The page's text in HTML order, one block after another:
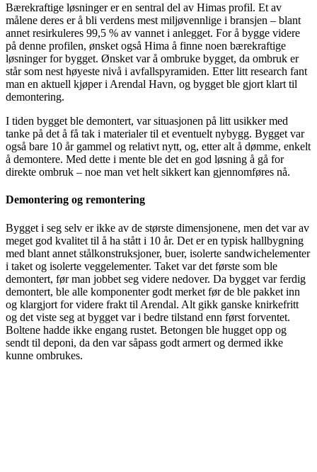
Bærekraftige løsninger er en sentral del av Himas profil. Et av
målene deres er å bli verdens mest miljøvennlige i bransjen – blant
annet resirkuleres 99,5 % av vannet i anlegget. For å bygge videre
på denne profilen, ønsket også Hima å finne noen bærekraftige
løsninger for bygget. Ønsket var å ombruke bygget, da ombruk er
står som nest høyeste nivå i avfallspyramiden. Etter litt research fant
man en aktuell kjøper i Arendal Havn, og bygget ble gjort klart til
demontering.
I tiden bygget ble demontert, var situasjonen på litt usikker med
tanke på det å få tak i materialer til et eventuelt nybygg. Bygget var
også bare 10 år gammel og relativt nytt, og, etter alt å dømme, enkelt
å demontere. Med dette i mente ble det en god løsning å gå for
direkte ombruk – noe man vet helt sikkert kan gjennomføres nå.
Demontering og remontering
Bygget i seg selv er ikke av de største dimensjonene, men det var av
meget god kvalitet til å ha stått i 10 år. Det er en typisk hallbygning
med blant annet stålkonstruksjoner, buer, isolerte sandwichelementer
i taket og isolerte veggelementer. Taket var det første som ble
demontert, før man jobbet seg videre nedover. Da bygget var ferdig
demontert, ble alle komponenter godt merket før de ble pakket inn
og klargjort for videre frakt til Arendal. Alt gikk ganske knirkefritt
og det viste seg at bygget var i bedre tilstand enn først forventet.
Boltene hadde ikke engang rustet. Betongen ble hugget opp og
sendt til deponi, da den var såpass godt armert og dermed ikke
kunne ombrukes.